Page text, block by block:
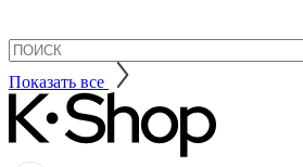
Показать все